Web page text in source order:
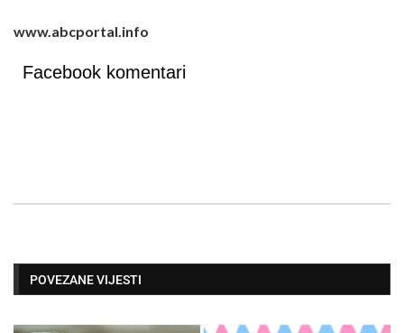
www.abcportal.info
Facebook komentari
POVEZANE VIJESTI